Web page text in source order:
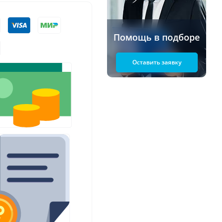
Помощь в подборе
Оставить заявку